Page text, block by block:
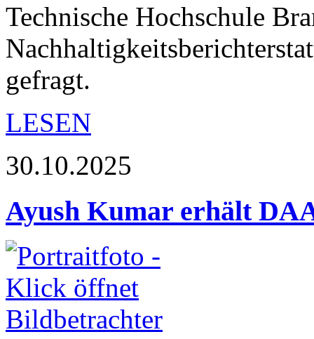
Technische Hochschule
gefragt.
LESEN
30.10.2025
Ayush Kumar erhält